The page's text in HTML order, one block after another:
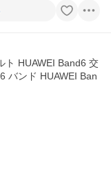
ト HUAWEI Band6 交
バンド HUAWEI Ban